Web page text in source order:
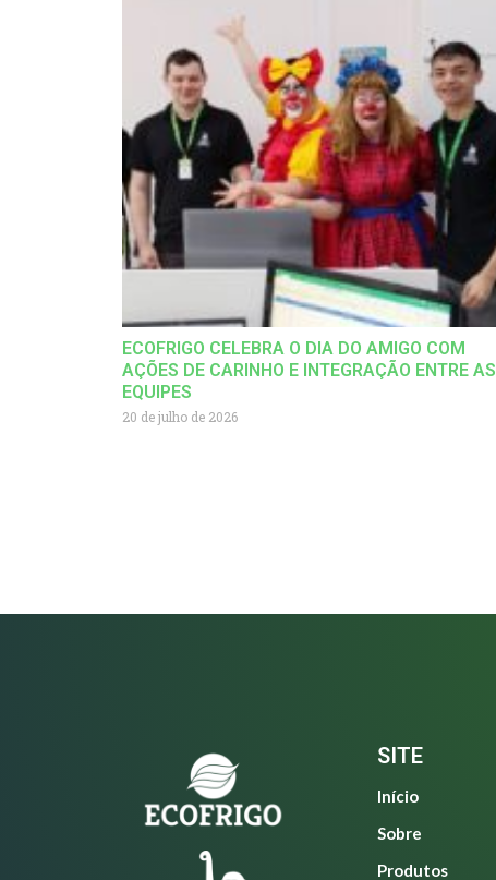
ECOFRIGO CELEBRA O DIA DO AMIGO COM
AÇÕES DE CARINHO E INTEGRAÇÃO ENTRE AS
EQUIPES
20 de julho de 2026
SITE
Início
Sobre
Produtos